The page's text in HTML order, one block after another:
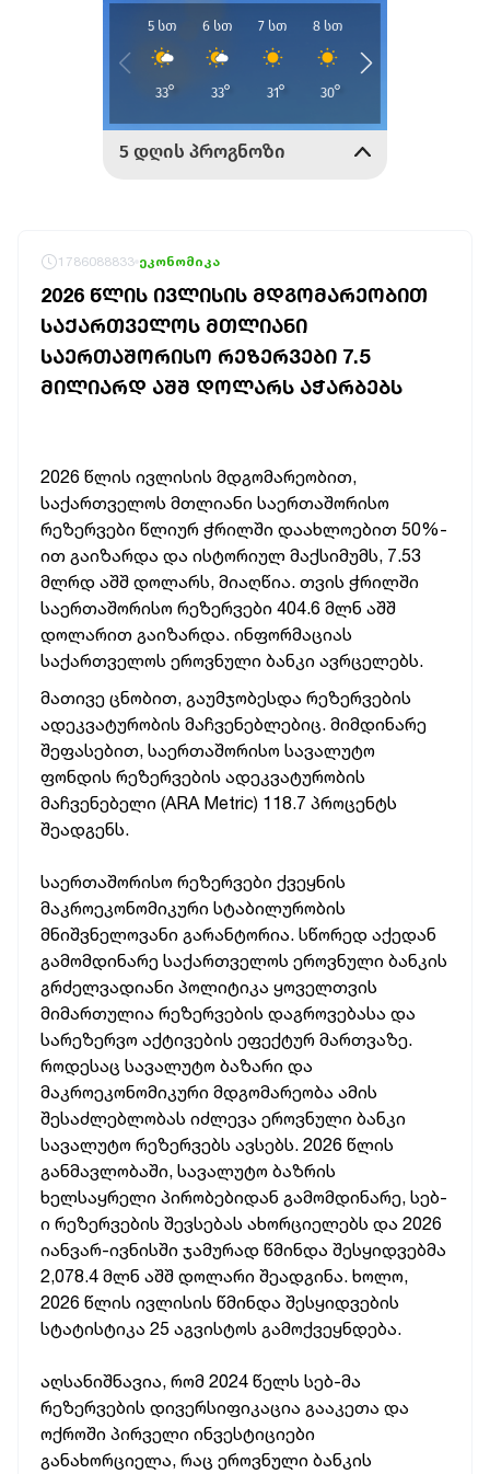
1786088833 ეკონომიკა
2026 ᲬᲚᲘᲡ ᲘᲕᲚᲘᲡᲘᲡ ᲛᲓᲒᲝᲛᲐᲠᲔᲝᲑᲘᲗ
ᲡᲐᲥᲐᲠᲗᲕᲔᲚᲝᲡ ᲛᲗᲚᲘᲐᲜᲘ
ᲡᲐᲔᲠᲗᲐᲨᲝᲠᲘᲡᲝ ᲠᲔᲖᲔᲠᲕᲔᲑᲘ 7.5
ᲛᲘᲚᲘᲐᲠᲓ ᲐᲨᲨ ᲓᲝᲚᲐᲠᲡ ᲐᲭᲐᲠᲑᲔᲑᲡ
2026 წლის ივლისის მდგომარეობით,
საქართველოს მთლიანი საერთაშორისო
რეზერვები წლიურ ჭრილში დაახლოებით 50%-
ით გაიზარდა და ისტორიულ მაქსიმუმს, 7.53
მლრდ აშშ დოლარს, მიაღწია. თვის ჭრილში
საერთაშორისო რეზერვები 404.6 მლნ აშშ
დოლარით გაიზარდა. ინფორმაციას
საქართველოს ეროვნული ბანკი ავრცელებს.
მათივე ცნობით, გაუმჯობესდა რეზერვების
ადეკვატურობის მაჩვენებლებიც. მიმდინარე
შეფასებით, საერთაშორისო სავალუტო
ფონდის რეზერვების ადეკვატურობის
მაჩვენებელი (ARA Metric) 118.7 პროცენტს
შეადგენს.
საერთაშორისო რეზერვები ქვეყნის
მაკროეკონომიკური სტაბილურობის
მნიშვნელოვანი გარანტორია. სწორედ აქედან
გამომდინარე საქართველოს ეროვნული ბანკის
გრძელვადიანი პოლიტიკა ყოველთვის
მიმართულია რეზერვების დაგროვებასა და
სარეზერვო აქტივების ეფექტურ მართვაზე.
როდესაც სავალუტო ბაზარი და
მაკროეკონომიკური მდგომარეობა ამის
შესაძლებლობას იძლევა ეროვნული ბანკი
სავალუტო რეზერვებს ავსებს. 2026 წლის
განმავლობაში, სავალუტო ბაზრის
ხელსაყრელი პირობებიდან გამომდინარე, სებ-
ი რეზერვების შევსებას ახორციელებს და 2026
იანვარ-ივნისში ჯამურად წმინდა შესყიდვებმა
2,078.4 მლნ აშშ დოლარი შეადგინა. ხოლო,
2026 წლის ივლისის წმინდა შესყიდვების
სტატისტიკა 25 აგვისტოს გამოქვეყნდება.
აღსანიშნავია, რომ 2024 წელს სებ-მა
რეზერვების დივერსიფიკაცია გააკეთა და
ოქროში პირველი ინვესტიციები
განახორციელა, რაც ეროვნული ბანკის